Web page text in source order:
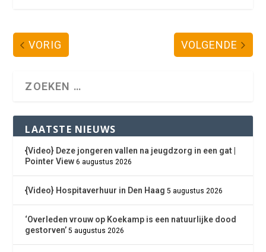
VORIG VOLGENDE
LAATSTE NIEUWS
{Video} Deze jongeren vallen na jeugdzorg in een gat |
Pointer View 6 augustus 2026
{Video} Hospitaverhuur in Den Haag 5 augustus 2026
‘Overleden vrouw op Koekamp is een natuurlijke dood
gestorven’ 5 augustus 2026